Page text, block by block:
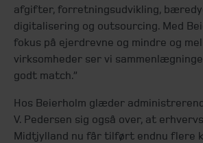
afgifter, forretningsudvikling,
digitalisering og outsourcing. Med
fokus på ejerdrevne og mindre og
virksomheder ser vi
godt match.”
Hos Beierholm glæder
V. Pedersen sig også over, at
Midtjylland nu får tilført endnu flere